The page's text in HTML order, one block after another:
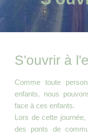
S'ouvrir à
Comme toute
enfants, nous
face à ces enfants.
Lors de cette
des ponts de